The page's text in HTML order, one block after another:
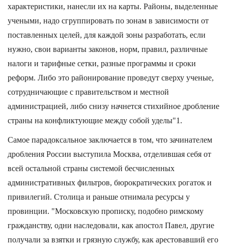
характеристики, нанесли их на карты. Районы, выделенные
учеными, надо сгруппировать по зонам в зависимости от
поставленных целей, для каждой зоны разработать, если
нужно, свои варианты законов, норм, правил, различные
налоги и тарифные сетки, разные программы и сроки
реформ. Либо это районирование проведут сверху ученые,
сотрудничающие с правительством и местной
администрацией, либо снизу начнется стихийное дробление
страны на конфликтующие между собой уделы"1.
Самое парадоксальное заключается в том, что зачинателем
дробления России выступила Москва, отделившая себя от
всей остальной страны системой бесчисленных
административных фильтров, бюрократических рогаток и
привилегий. Столица и раньше отнимала ресурсы у
провинции. "Московскую прописку, подобно римскому
гражданству, одни наследовали, как апостол Павел, другие
получали за взятки и грязную службу, как арестовавший его